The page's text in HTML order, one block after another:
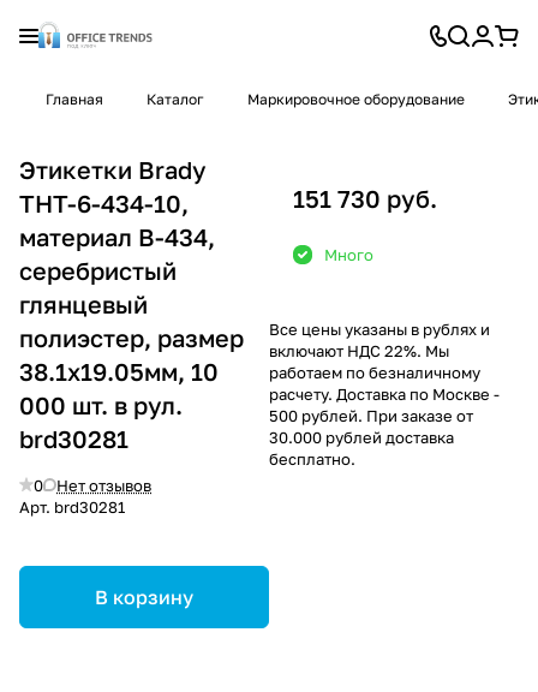
Главная Каталог Маркировочное оборудование
Этикетки Brady
THT-6-434-10,
материал В-434,
серебристый
глянцевый
полиэстер, размер
38.1х19.05мм, 10
000 шт. в рул.
brd30281
0
Нет отзывов
Арт. brd30281
В корзину
151 730 руб.
Много
Все цены указаны в рублях и
включают НДС 22%. Мы
работаем по безналичному
расчету. Доставка по Москве -
500 рублей. При заказе от
30.000 рублей доставка
бесплатно.